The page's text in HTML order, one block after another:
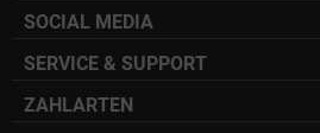
SOCIAL MEDIA
SERVICE & SUPPORT
ZAHLARTEN